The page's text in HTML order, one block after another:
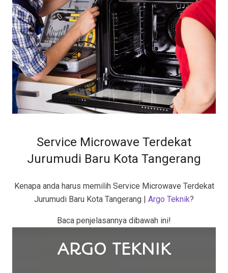
Service Microwave Terdekat
Jurumudi Baru Kota Tangerang
Kenapa anda harus memilih Service Microwave Terdekat
Jurumudi Baru Kota Tangerang | Argo Teknik?
Baca penjelasannya dibawah ini!
ARGO TEKNIK